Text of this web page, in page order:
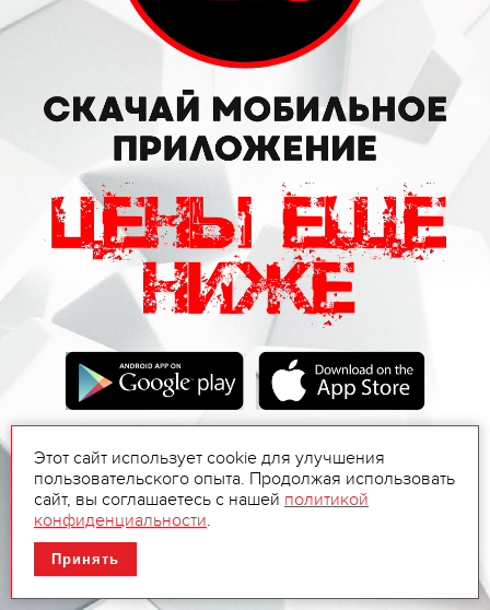
Этот сайт использует cookie для улучшения
пользовательского опыта. Продолжая использовать
сайт, вы соглашаетесь с нашей политикой
конфиденциальности.
Принять